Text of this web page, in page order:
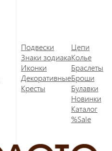
Подвески
Знаки зодиака
Иконки
Декоративные
Кресты
Цепи
Колье
Браслеты
Броши
Булавки
Новинки
Каталог
%Sale